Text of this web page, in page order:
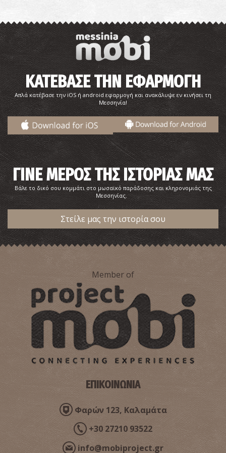
Παραλία Αγία Κυριακή
ΠΑΡΑΛΙΕΣ ~8Km
Παραλία Ρωμανού
ΠΑΡΑΛΙΕΣ
Ναός του Σωτήρος (Χριστιάνοι)
ΒΥΖΑΝΤΙΟ ~9.3Km
ΚΑΤΕΒΑΣΕ ΤΗΝ ΕΦΑΡΜΟΓΗ
Απλά κατέβασε την iOS ή android εφαρμογή και ανακάλυψε εν κινήσει τη
Μεσσηνία!
ΓΙΝΕ ΜΕΡΟΣ ΤΗΣ ΙΣΤΟΡΙΑΣ ΜΑΣ
Βάλε το δικό σου κομμάτι στο μωσαϊκό παράδοσης και κληρονομιάς της
Μεσσηνίας.
Στείλε μας την ιστορία σου
Member of
ΕΠΙΚΟΙΝΩΝΙΑ
Φαρών 123, Καλαμάτα
+30 27210 93522
info@mobiproject.gr